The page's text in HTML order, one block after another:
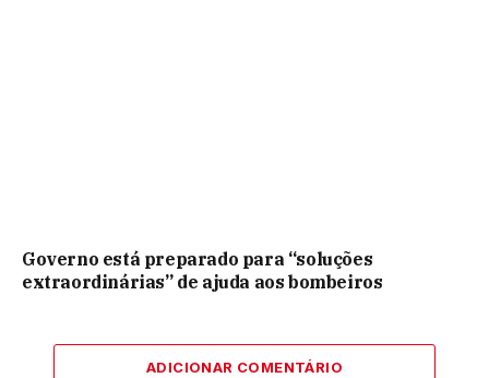
Governo está preparado para “soluções
extraordinárias” de ajuda aos bombeiros
ADICIONAR COMENTÁRIO